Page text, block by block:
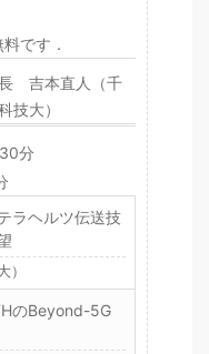
です．
吉本直人（千
技大）
分
ラヘルツ伝送技
）
のBeyond-5G